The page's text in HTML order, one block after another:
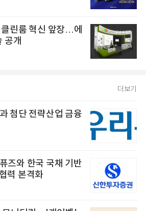
린룸 혁신 앞장…에
공개
더보기
첨단 전략산업 금융
즈와 한국 국채 기반
력 본격화